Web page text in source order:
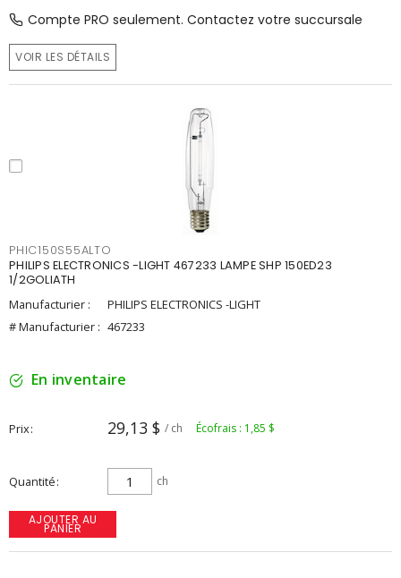
Compte PRO seulement. Contactez votre succursale
VOIR LES DÉTAILS
PHIC150S55ALTO
PHILIPS ELECTRONICS -LIGHT 467233 LAMPE SHP 150ED23
1/2GOLIATH
Manufacturier :
PHILIPS ELECTRONICS -LIGHT
# Manufacturier : 467233
En inventaire
Prix 29,13 $ / ch Écofrais : 1,85 $
Quantité ch
AJOUTER AU
PANIER